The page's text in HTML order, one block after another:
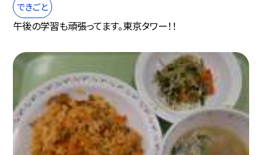
できごと
午後の学習も頑張ってます。東京タワー！！